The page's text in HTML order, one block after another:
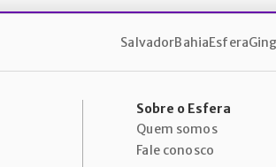
SalvadorBahiaEsfera
Sobre o Esfera
Quem somos
Fale conosco